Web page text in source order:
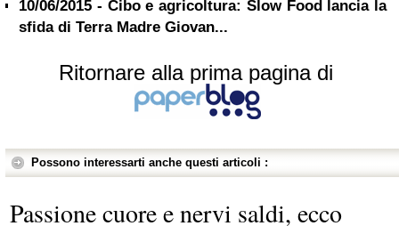
10/06/2015 - Cibo e agricoltura: Slow Food lancia la
sfida di Terra Madre Giovan...
Ritornare alla prima pagina di
Possono interessarti anche questi articoli :
Passione cuore e nervi saldi, ecco